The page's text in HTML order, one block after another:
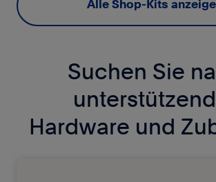
Alle Shop-Kits
Suchen Sie
Hardware und